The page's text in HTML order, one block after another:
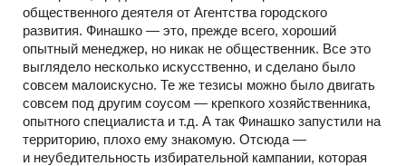
общественного деятеля от Агентства городского
развития. Финашко — это, прежде всего, хороший
опытный менеджер, но никак не общественник. Все это
выглядело несколько искусственно, и сделано было
совсем малоискусно. Те же тезисы можно было двигать
совсем под другим соусом — крепкого хозяйственника,
опытного специалиста и т.д. А так Финашко запустили на
территорию, плохо ему знакомую. Отсюда —
и неубедительность избирательной кампании, которая